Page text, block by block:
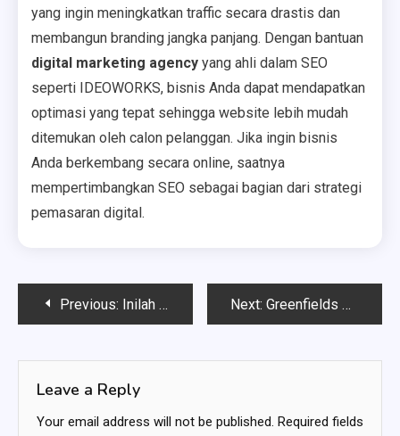
yang ingin meningkatkan traffic secara drastis dan
membangun branding jangka panjang. Dengan bantuan
digital marketing agency yang ahli dalam SEO
seperti IDEOWORKS, bisnis Anda dapat mendapatkan
optimasi yang tepat sehingga website lebih mudah
ditemukan oleh calon pelanggan. Jika ingin bisnis
Anda berkembang secara online, saatnya
mempertimbangkan SEO sebagai bagian dari strategi
pemasaran digital.
PostPrevious: Inilah Faktor yang Mempengaruhi Harga Liontin Berlian Asli di Pasaran! Next: Greenfields Menjamin Kualitas Susu dari Peternakan Sapi Sendiri
Leave a Reply
Your email address will not be published. Required fields